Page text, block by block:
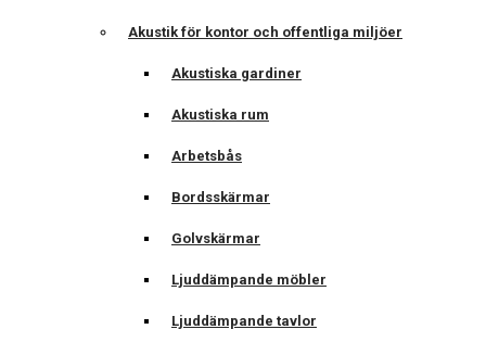
Akustik för kontor och offentliga miljöer
Akustiska gardiner
Akustiska rum
Arbetsbås
Bordsskärmar
Golvskärmar
Ljuddämpande möbler
Ljuddämpande tavlor